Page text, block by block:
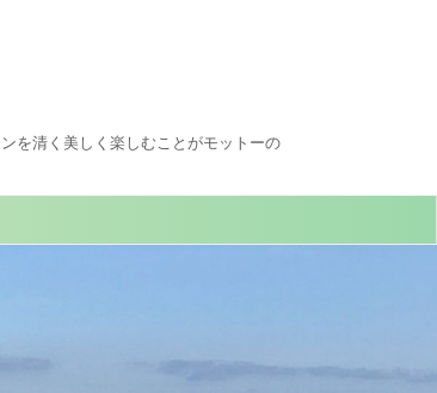
を清く美しく楽しむことがモットーの